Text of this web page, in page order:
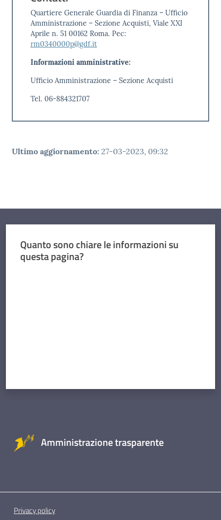
Quartiere Generale Guardia di Finanza – Ufficio
Amministrazione – Sezione Acquisti, Viale XXI
Aprile n. 51 00162 Roma. Pec:
rm0340000p@gdf.it
Informazioni amministrative:
Ufficio Amministrazione – Sezione Acquisti
Tel. 06-884321707
Ultimo aggiornamento: 27-03-2023, 09:32
Quanto sono chiare le informazioni su
questa pagina?
Amministrazione trasparente
Privacy policy